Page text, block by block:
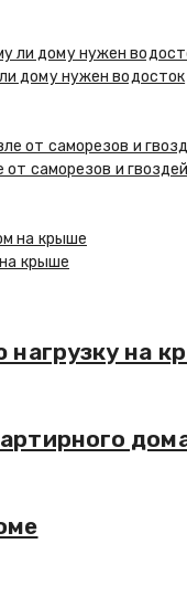
дому нужен водосток
от саморезов и
крыше
нагрузку на